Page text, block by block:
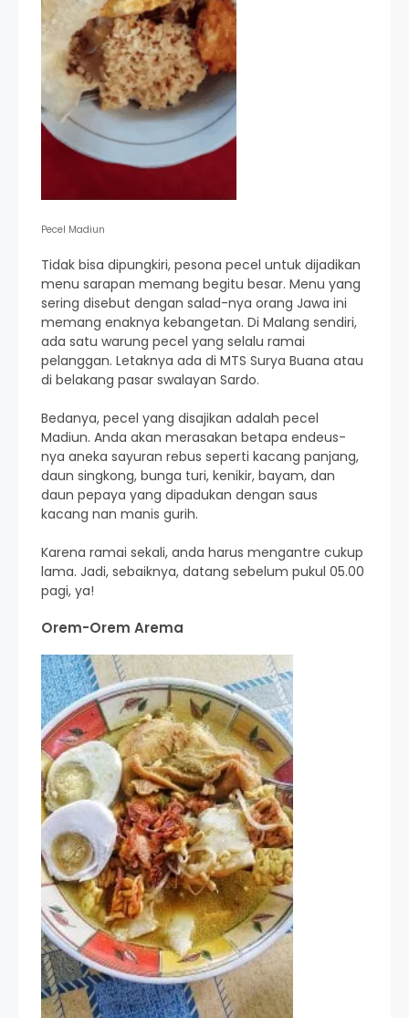
Pecel Madiun
Tidak bisa dipungkiri, pesona pecel untuk dijadikan
menu sarapan memang begitu besar. Menu yang
sering disebut dengan salad-nya orang Jawa ini
memang enaknya kebangetan. Di Malang sendiri,
ada satu warung pecel yang selalu ramai
pelanggan. Letaknya ada di MTS Surya Buana atau
di belakang pasar swalayan Sardo.
Bedanya, pecel yang disajikan adalah pecel
Madiun. Anda akan merasakan betapa endeus-
nya aneka sayuran rebus seperti kacang panjang,
daun singkong, bunga turi, kenikir, bayam, dan
daun pepaya yang dipadukan dengan saus
kacang nan manis gurih.
Karena ramai sekali, anda harus mengantre cukup
lama. Jadi, sebaiknya, datang sebelum pukul 05.00
pagi, ya!
Orem-Orem Arema